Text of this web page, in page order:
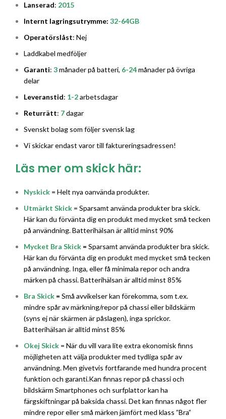
Lanserad: 2015
Internt lagringsutrymme: 32-64GB
Operatörslåst: Nej
Laddkabel medföljer
Garanti: 3månader på batteri, 6-24månader på övriga
delar
Leveranstid: 1-2arbetsdagar
Returrätt: 7dagar
Svenskt bolag som följer svensk lag
Vi skickar endast varor till faktureringsadressen!
Läs mer om skick här:
Nyskick = Helt nya oanvända produkter.
Utmärkt Skick = Sparsamt använda produkter bra skick.
Här kan du förvänta dig en produkt med mycket små tecken
på användning. Batterihälsan är alltid minst 90%
Mycket Bra Skick = Sparsamt använda produkter bra skick.
Här kan du förvänta dig en produkt med mycket små tecken
på användning. Inga, eller få minimala repor och andra
märken på chassi. Batterihälsan är alltid minst 85%
Bra Skick = Små avvikelser kan förekomma, som t.ex.
mindre spår av märkning/repor på chassi eller bildskärm
(syns ej när skärmen är påslagen), inga sprickor.
Batterihälsan är alltid minst 85%
Okej Skick = När du vill vara lite extra ekonomisk finns
möjligheten att välja produkter med tydliga spår av
användning. Men givetvis fortfarande med hundra procent
funktion och garanti.Kan finnas repor på chassi och
bildskärm Smartphones och surfplattor kan ha
färgskiftningar på baksida chassi. Det kan finnas något fler
mindre repor eller små märken jämfört med klass ”Bra”